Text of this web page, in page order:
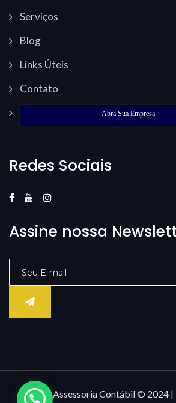
Serviços
Blog
Links Úteis
Contato
Abra Sua Empresa
Redes Sociais
Assine nossa
Âncora Assessoria Contábil © 2024